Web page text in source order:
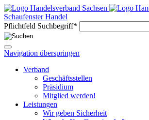
Schaufenster Handel
Pflichtfeld Suchbegriff*
Navigation überspringen
Verband
Geschäftsstellen
Präsidium
Mitglied werden!
Leistungen
Wir geben Sicherheit